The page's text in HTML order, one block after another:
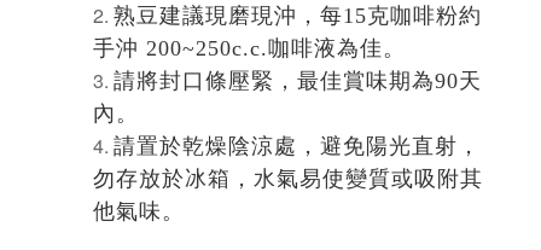
熟豆建議現磨現沖，每15克咖啡粉約
手沖 200~250c.c.咖啡液為佳。
請將封口條壓緊，最佳賞味期為90天
內。
請置於乾燥陰涼處，避免陽光直射，
勿存放於冰箱，水氣易使變質或吸附其
他氣味。